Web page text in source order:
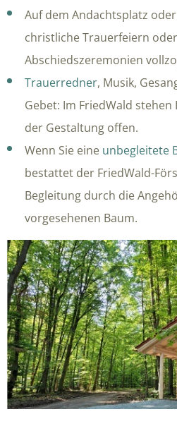
Auf dem Andachtsplatz
christliche Trauerfeiern
Abschiedszeremonien
Trauerredner, Musik,
Gebet: Im FriedWald
der Gestaltung offen.
Wenn Sie eine unbegleitete
bestattet der FriedWald-
Begleitung durch die
vorgesehenen Baum.